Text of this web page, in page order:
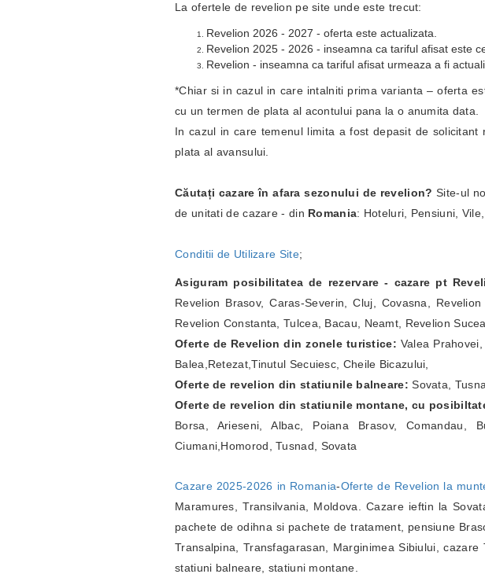
La ofertele de revelion pe site unde este trecut:
Revelion 2026 - 2027 - oferta este actualizata.
Revelion 2025 - 2026 - inseamna ca tariful afisat este
Revelion - inseamna ca tariful afisat urmeaza a fi
*Chiar si in cazul in care intalniti prima varianta – oferta
cu un termen de plata al acontului pana la o anumita data.
In cazul in care temenul limita a fost depasit de
plata al avansului.
Căutați cazare în afara sezonului de revelion?Site-ul
de unitati de cazare - din Romania: Hoteluri, Pensiuni,
Conditii de Utilizare Site;
Asiguram posibilitatea de rezervare - cazare pt
Revelion Brasov, Caras-Severin, Cluj, Covasna,
Revelion Constanta, Tulcea, Bacau, Neamt, Revelion
Oferte de Revelion din zonele turistice: Valea
Balea,Retezat,Tinutul Secuiesc, Cheile Bicazului,
Oferte de revelion din statiunile balneare: Sovata,
Oferte de revelion din statiunile montane, cu
Borsa, Arieseni, Albac, Poiana Brasov, Comandau,
Ciumani,Homorod, Tusnad, Sovata
Cazare 2025-2026 in Romania-Oferte de Revelion la
Maramures, Transilvania, Moldova. Cazare ieftin la
pachete de odihna si pachete de tratament, pensiune
Transalpina, Transfagarasan, Marginimea Sibiului,
statiuni balneare, statiuni montane.